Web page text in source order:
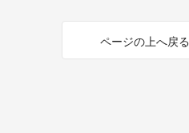
ページの上へ戻る